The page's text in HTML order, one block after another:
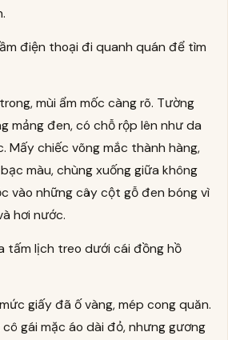
điện thoại đi quanh quán để tìm
mùi ẩm mốc càng rõ. Tường
mảng đen, có chỗ rộp lên như da
Mấy chiếc võng mắc thành hàng,
màu, chùng xuống giữa không
vào những cây cột gỗ đen bóng vì
hơi nước.
tấm lịch treo dưới cái đồng hồ
giấy đã ố vàng, mép cong quăn.
gái mặc áo dài đỏ, nhưng gương